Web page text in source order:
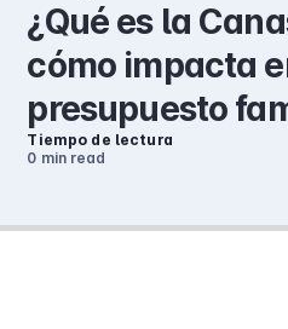
¿Qué es la
cómo impacta
presupuesto
Tiempo de lectura
0 minread